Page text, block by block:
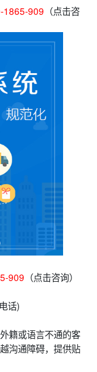
1865-909 （点击咨
909 （点击咨询）
话)
籍或语言不通的客
沟通障碍，提供贴